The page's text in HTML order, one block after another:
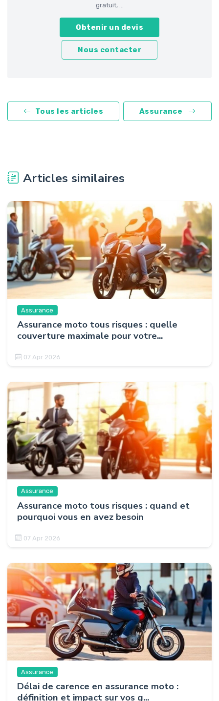
gratuit, ...
Obtenir un devis
Nous contacter
Tous les articles Assurance
Articles similaires
Assurance
Assurance moto tous risques : quelle
couverture maximale pour votre...
07 Apr 2026
Assurance
Assurance moto tous risques : quand et
pourquoi vous en avez besoin
07 Apr 2026
Assurance
Délai de carence en assurance moto :
définition et impact sur vos g...